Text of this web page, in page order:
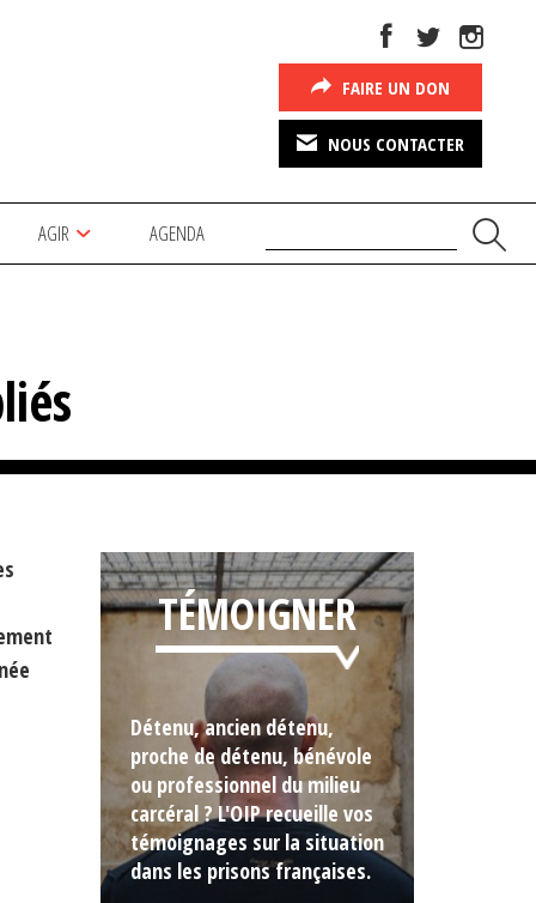
FAIRE UN DON
NOUS CONTACTER
AGIR AGENDA
TÉMOIGNER
Détenu, ancien détenu,
proche de détenu, bénévole
ou professionnel du milieu
carcéral ? L'OIP recueille vos
témoignages sur la situation
dans les prisons françaises.